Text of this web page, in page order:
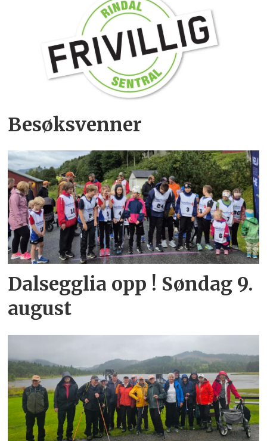
Besøksvenner
Dalsegglia opp ! Søndag 9.
august